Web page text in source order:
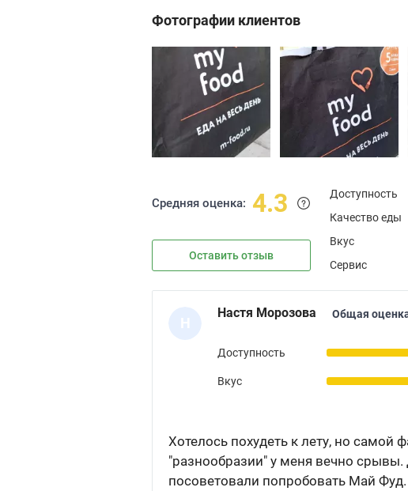
Фотографии клиентов
Средняя оценка: 4.3
Оставить отзыв
Доступность
Качество еды
Вкус
Сервис
Н
Настя Морозова Общая
Доступность
Вкус
Хотелось похудеть к лету, но самой
"разнообразии" у меня вечно
посоветовали попробовать Май